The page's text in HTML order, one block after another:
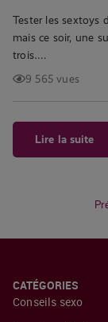
Tester les sextoys
mais ce soir, une
trois….
9 565 vues
Lire la suite
CATÉGORIES
Conseils sexo